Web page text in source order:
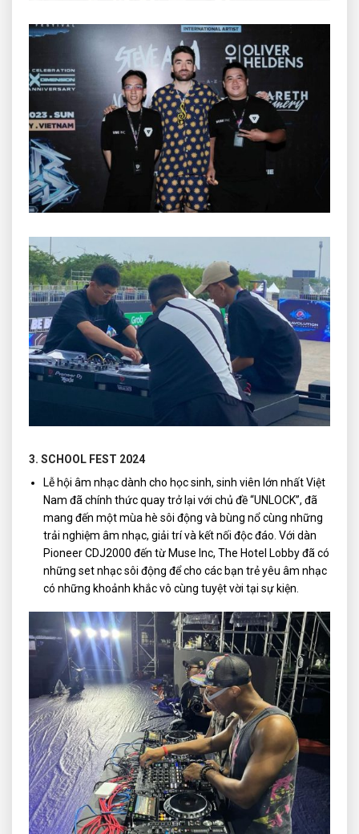
3. SCHOOL FEST 2024
Lễ hội âm nhạc dành cho học sinh, sinh viên lớn nhất Việt
Nam đã chính thức quay trở lại với chủ đề “UNLOCK”, đã
mang đến một mùa hè sôi động và bùng nổ cùng những
trải nghiệm âm nhạc, giải trí và kết nối độc đáo. Với dàn
Pioneer CDJ2000 đến từ Muse Inc, The Hotel Lobby đã có
những set nhạc sôi động để cho các bạn trẻ yêu âm nhạc
có những khoảnh khắc vô cùng tuyệt vời tại sự kiện.